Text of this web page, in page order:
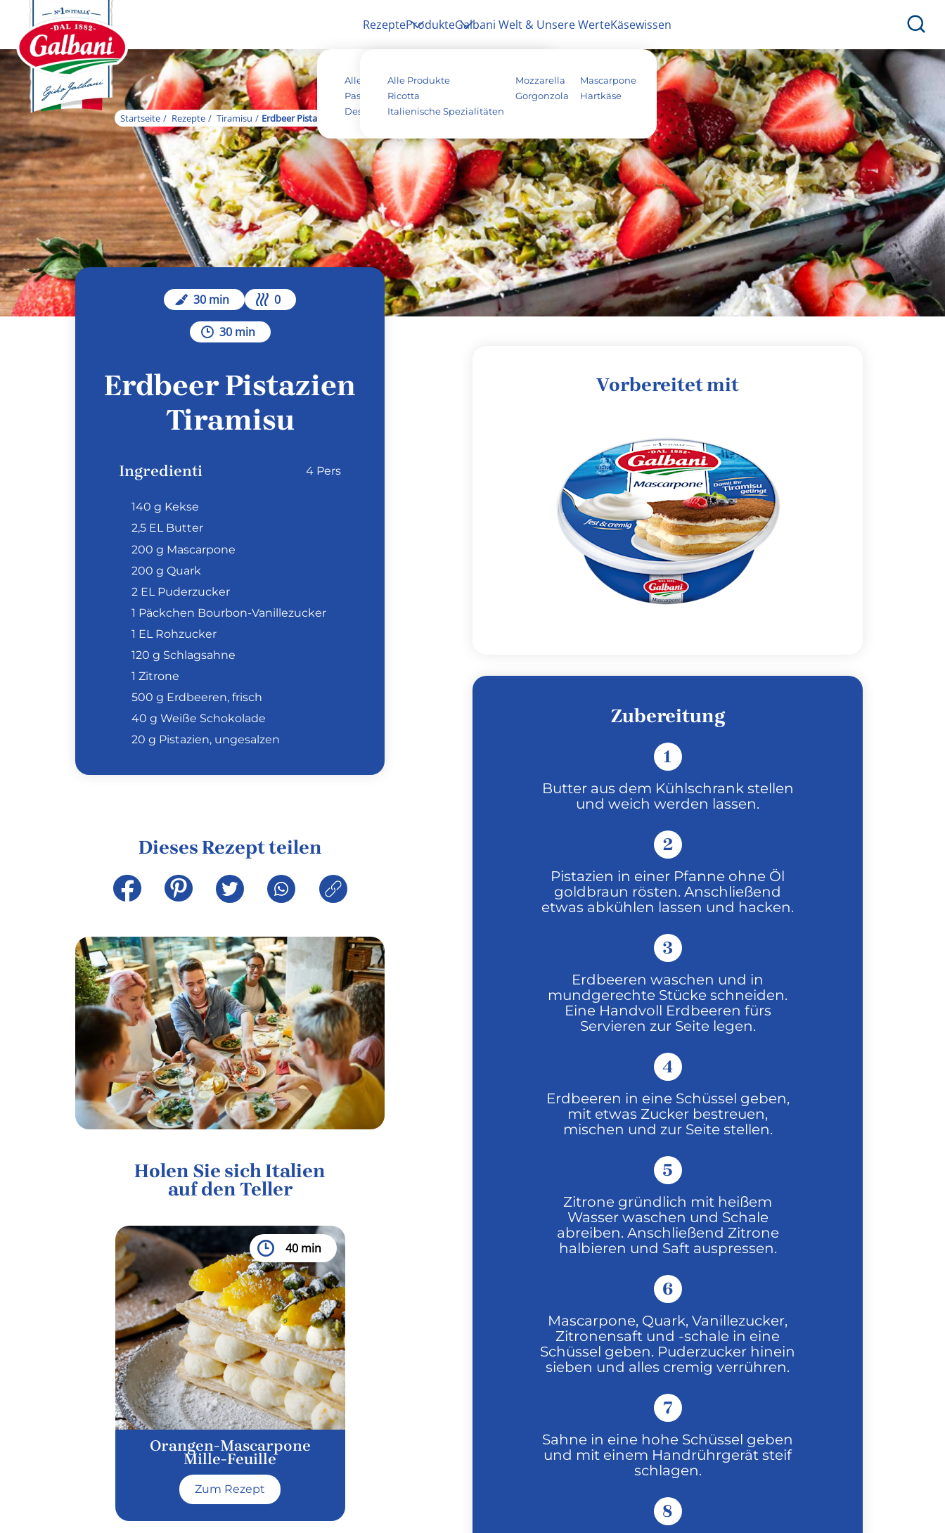
Rezepte
Alle Rezepte Antipasti
Pasta & Aufläufe
Dessert
Tiramisu Vegetarisch
Produkte
Alle Produkte Mozzarella
Mascarpone
Ricotta
Gorgonzola
Hartkäse
Italienische Spezialitäten
Galbani Welt & Unsere WerteKäsewissen
Startseite Rezepte Tiramisu Erdbeer Pistazien Tiramisu
30 min 0
30 min
Erdbeer Pistazien
Tiramisu
Ingredienti 4 Pers
140 g Kekse
2,5 EL Butter
200 g Mascarpone
200 g Quark
2 EL Puderzucker
1 Päckchen Bourbon-Vanillezucker
1 EL Rohzucker
120 g Schlagsahne
1 Zitrone
500 g Erdbeeren, frisch
40 g Weiße Schokolade
20 g Pistazien, ungesalzen
Dieses Rezept teilen
Holen Sie sich Italien
auf den Teller
40 min
Orangen-Mascarpone
Mille-Feuille
Zum Rezept
Vorbereitet mit
Zubereitung
1
Butter aus dem Kühlschrank stellen
und weich werden lassen.
2
Pistazien in einer Pfanne ohne Öl
goldbraun rösten. Anschließend
etwas abkühlen lassen und hacken.
3
Erdbeeren waschen und in
mundgerechte Stücke schneiden.
Eine Handvoll Erdbeeren fürs
Servieren zur Seite legen.
4
Erdbeeren in eine Schüssel geben,
mit etwas Zucker bestreuen,
mischen und zur Seite stellen.
5
Zitrone gründlich mit heißem
Wasser waschen und Schale
abreiben. Anschließend Zitrone
halbieren und Saft auspressen.
6
Mascarpone, Quark, Vanillezucker,
Zitronensaft und -schale in eine
Schüssel geben. Puderzucker hinein
sieben und alles cremig verrühren.
7
Sahne in eine hohe Schüssel geben
und mit einem Handrührgerät steif
schlagen.
8